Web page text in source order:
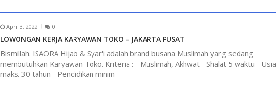
April 3, 2022 0
LOWONGAN KERJA KARYAWAN TOKO – JAKARTA PUSAT
Bismillah. ISAORA Hijab & Syar'i adalah brand busana Muslimah yang sedang
membutuhkan Karyawan Toko. Kriteria : - Muslimah, Akhwat - Shalat 5 waktu - Usia
maks. 30 tahun - Pendidikan minim